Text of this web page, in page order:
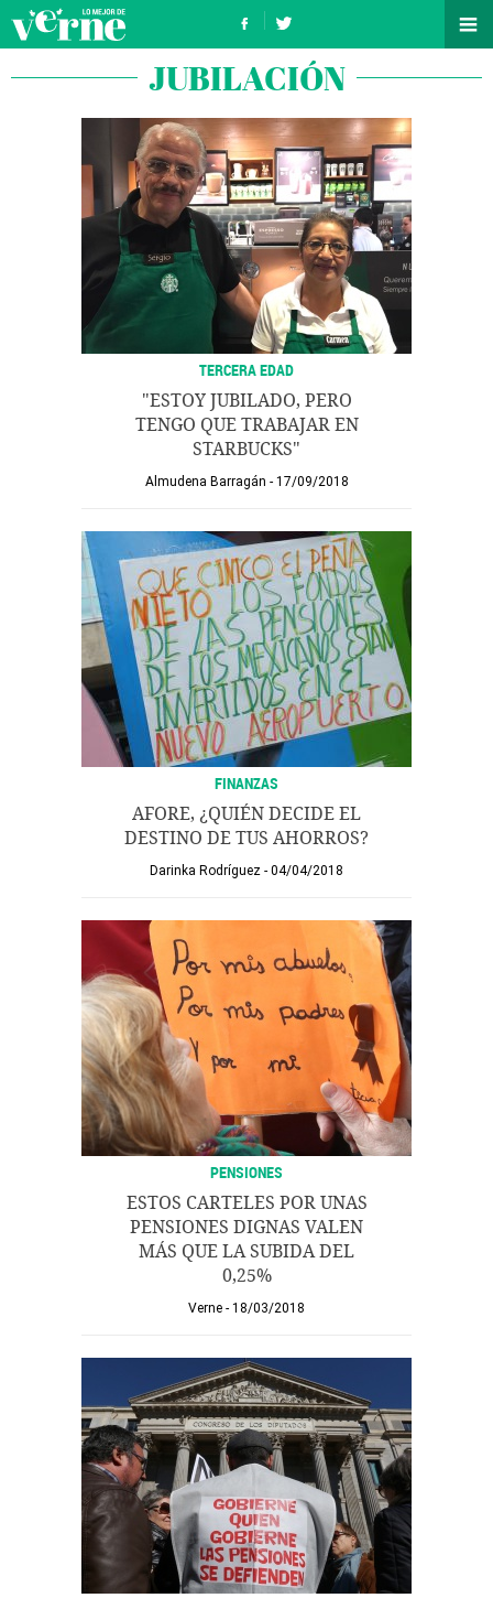
JUBILACIÓN
TERCERA EDAD
"ESTOY JUBILADO, PERO
TENGO QUE TRABAJAR EN
STARBUCKS"
Almudena Barragán 17/09/2018
FINANZAS
AFORE, ¿QUIÉN DECIDE EL
DESTINO DE TUS AHORROS?
Darinka Rodríguez 04/04/2018
PENSIONES
ESTOS CARTELES POR UNAS
PENSIONES DIGNAS VALEN
MÁS QUE LA SUBIDA DEL
0,25%
Verne 18/03/2018